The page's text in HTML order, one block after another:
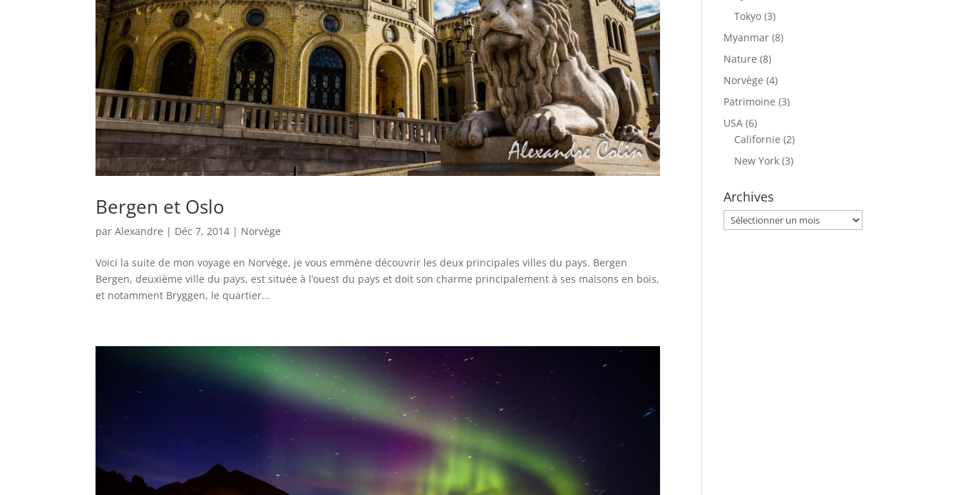
Bergen et Oslo
parAlexandre | Déc 7, 2014 | Norvège
Voici la suite de mon voyage en Norvège, je vous emmène découvrir les deux principales villes du pays. Bergen
Bergen, deuxième ville du pays, est située à l’ouest du pays et doit son charme principalement à ses maisons en bois,
et notamment Bryggen, le quartier...
Tokyo (3)
Myanmar (8)
Nature (8)
Norvège (4)
Patrimoine (3)
USA (6)
Californie (2)
New York (3)
Archives
Archives